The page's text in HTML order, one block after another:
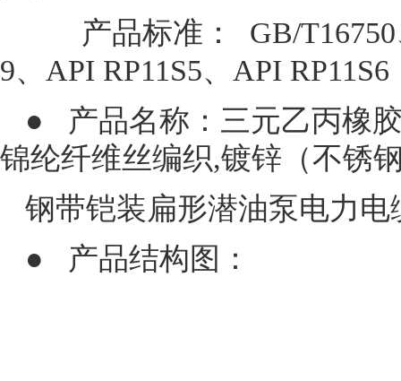
产品标准： GB/T16750
9、API RP11S5、API RP11S6
●
产品名称：三元乙丙橡
锦纶纤维丝编织,镀锌（不锈
钢带铠装扁形潜油泵电力电
●
产品结构图：